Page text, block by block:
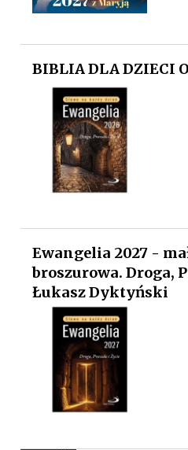
BIBLIA DLA DZIECI
Ewangelia 2027 -
broszurowa. Droga,
Łukasz Dyktyński